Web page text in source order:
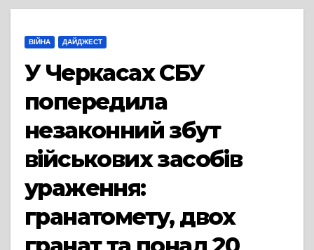
ВІЙНА ДАЙДЖЕСТ
У Черкасах СБУ
попередила
незаконний збут
військових засобів
ураження:
гранатомету, двох